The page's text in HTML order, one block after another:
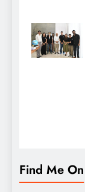
Find Me On